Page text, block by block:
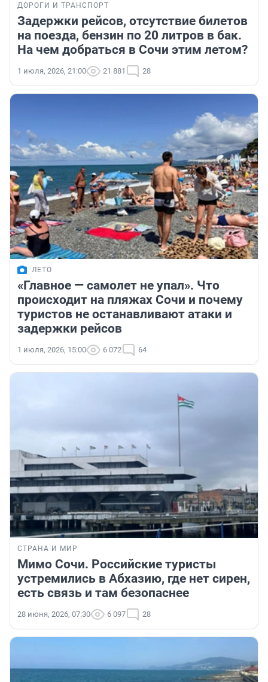
ДОРОГИ И ТРАНСПОРТ
Задержки рейсов, отсутствие билетов
на поезда, бензин по 20 литров в бак.
На чем добраться в Сочи этим летом?
1 июля, 2026, 21:00 21 881 28
ЛЕТО
«Главное — самолет не упал». Что
происходит на пляжах Сочи и почему
туристов не останавливают атаки и
задержки рейсов
1 июля, 2026, 15:00 6 072 64
СТРАНА И МИР
Мимо Сочи. Российские туристы
устремились в Абхазию, где нет сирен,
есть связь и там безопаснее
28 июня, 2026, 07:30 6 097 28